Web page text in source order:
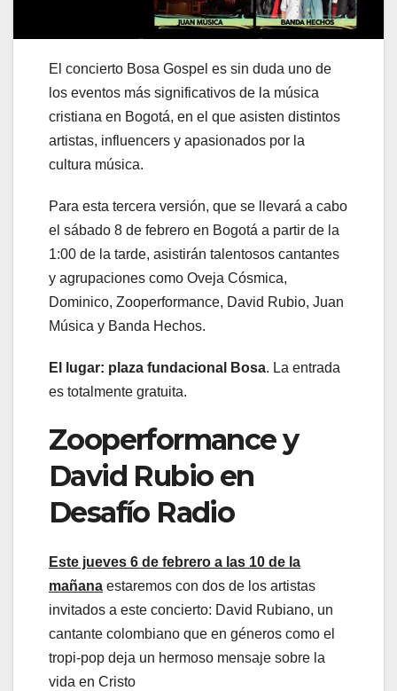
El concierto Bosa Gospel es sin duda uno de
los eventos más significativos de la música
cristiana en Bogotá, en el que asisten distintos
artistas, influencers y apasionados por la
cultura música.
Para esta tercera versión, que se llevará a cabo
el sábado 8 de febrero en Bogotá a partir de la
1:00 de la tarde, asistirán talentosos cantantes
y agrupaciones como Oveja Cósmica,
Dominico, Zooperformance, David Rubio, Juan
Música y Banda Hechos.
El lugar: plaza fundacional Bosa. La entrada
es totalmente gratuita.
Zooperformance y
David Rubio en
Desafío Radio
Este jueves 6 de febrero a las 10 de la
mañana estaremos con dos de los artistas
invitados a este concierto: David Rubiano, un
cantante colombiano que en géneros como el
tropi-pop deja un hermoso mensaje sobre la
vida en Cristo